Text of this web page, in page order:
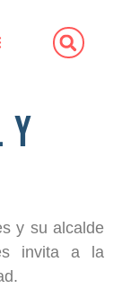
y
y su alcalde
invita a la